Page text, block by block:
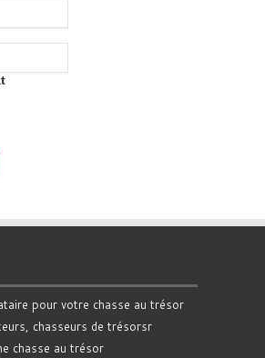
pour votre chasse au trésor
chasseurs de trésorsr
chasse au trésor